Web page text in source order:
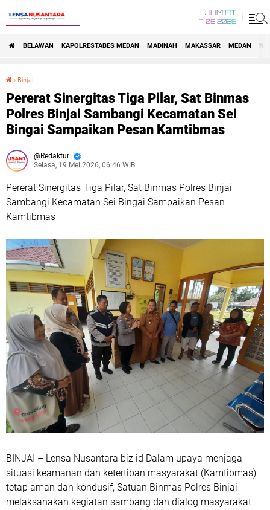
JUM'AT
7 08 2026
BELAWAN KAPOLRESTABES MEDAN MADINAH MAKASSAR MEDAN
› Binjai
Pererat Sinergitas Tiga Pilar, Sat Binmas
Polres Binjai Sambangi Kecamatan Sei
Bingai Sampaikan Pesan Kamtibmas
Redaktur
Selasa, 19 Mei 2026, 06:46 WIB
Pererat Sinergitas Tiga Pilar, Sat Binmas Polres Binjai
Sambangi Kecamatan Sei Bingai Sampaikan Pesan
Kamtibmas
BINJAI – Lensa Nusantara biz id Dalam upaya menjaga
situasi keamanan dan ketertiban masyarakat (Kamtibmas)
tetap aman dan kondusif, Satuan Binmas Polres Binjai
melaksanakan kegiatan sambang dan dialog masyarakat